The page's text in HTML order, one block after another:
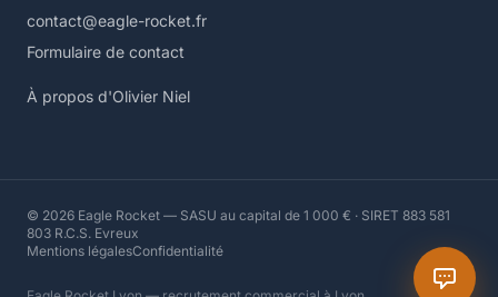
contact@eagle-rocket.fr
Formulaire de contact
À propos d'Olivier Niel
© 2026 Eagle Rocket — SASU au capital de 1 000 € · SIRET 883 581
803 R.C.S. Evreux
Mentions légalesConfidentialité